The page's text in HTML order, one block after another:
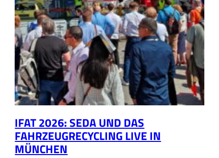
IFAT 2026: SEDA UND DAS
FAHRZEUGRECYCLING LIVE IN
MÜNCHEN